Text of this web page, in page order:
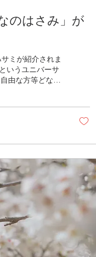
のはさみ」が
ミが紹介されま
いうユニバーサ
由な方等どなた